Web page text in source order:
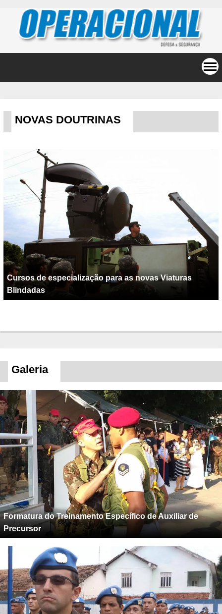
NOVAS DOUTRINAS
Cursos de especialização para as novas Viaturas
Blindadas
Galeria
Formatura do Treinamento Específico de Auxiliar de
Precursor